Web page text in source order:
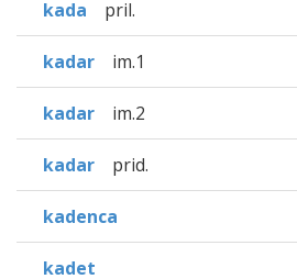
kada pril.
kadar im.1
kadar im.2
kadar prid.
kadenca
kadet